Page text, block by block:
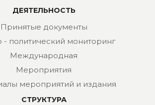
ДЕЯТЕЛЬНОСТЬ
Принятые документы
- политический мониторинг
Международная
Мероприятия
мероприятий и издания
СТРУКТУРА